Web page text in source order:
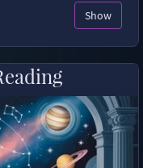
Show